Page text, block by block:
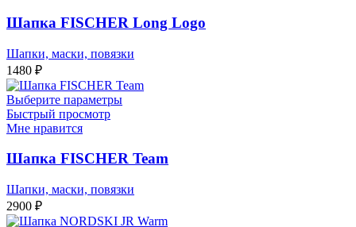
Шапка FISCHER Long Logo
Шапки, маски, повязки
1480 ₽
Выберите параметры
Быстрый просмотр
Мне нравится
Шапка FISCHER Team
Шапки, маски, повязки
2900 ₽